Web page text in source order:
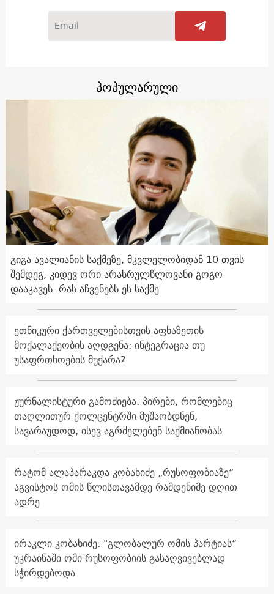
პოპულარული
გიგა ავალიანის საქმეზე, მკვლელობიდან 10 თვის
შემდეგ, კიდევ ორი არასრულწლოვანი გოგო
დააკავეს. რას აჩვენებს ეს საქმე
ეთნიკური ქართველებისთვის აფხაზეთის
მოქალაქეობის აღდგენა: ინტეგრაცია თუ
უსაფრთხოების მუქარა?
ჟურნალისტური გამოძიება: პირები, რომლებიც
თაღლითურ ქოლცენტრში მუშაობდნენ,
სავარაუდოდ, ისევ აგრძელებენ საქმიანობას
რატომ ალაპარაკდა კობახიძე „რუსოფობიაზე“
აგვისტოს ომის წლისთავამდე რამდენიმე დღით
ადრე
ირაკლი კობახიძე: "გლობალურ ომის პარტიას“
უკრაინაში ომი რუსოფობიის გასაღვივებლად
სჭირდებოდა